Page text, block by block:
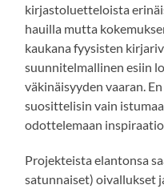
kirjastoluetteloista
hauilla mutta
kaukana fyysisten
suunnitelmallinen esiin
väkinäisyyden vaaran.
suosittelisin vain
odottelemaan
Projekteista elantonsa
satunnaiset) oivallukset